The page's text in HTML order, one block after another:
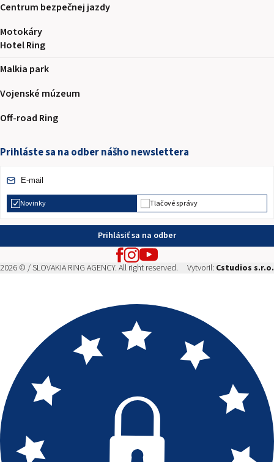
Centrum bezpečnej jazdy
Motokáry
Hotel Ring
Malkia park
Vojenské múzeum
Off-road Ring
Prihláste sa na odber nášho newslettera
Novinky Tlačové správy
Prihlásiť sa na odber
2026 © / SLOVAKIA RING AGENCY. All right reserved. Vytvoril: Cstudios s.r.o.